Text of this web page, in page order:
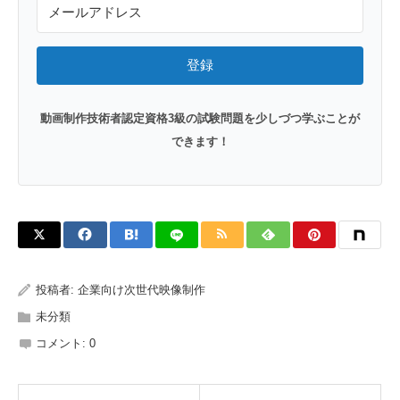
登録
動画制作技術者認定資格3級の試験問題を少しづつ学ぶことが
できます！
投稿者: 企業向け次世代映像制作
未分類
コメント: 0